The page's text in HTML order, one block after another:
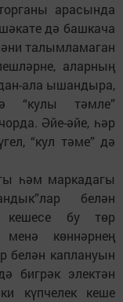
арасында
дә башкача
талымламаган
аларның
ала ышандыра,
“кулы тәмле”
Әйе-әйе, һәр
“кул тәме” дә
һәм маркадагы
белән
кешесе бу төр
көннәрнең
белән каплануын
бигрәк электән
күпчелек кеше